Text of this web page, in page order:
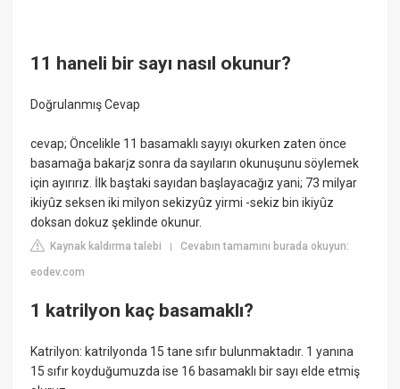
11 haneli bir sayı nasıl okunur?
Doğrulanmış Cevap
cevap; Öncelikle 11 basamaklı sayıyı okurken zaten önce
basamağa bakarįz sonra da sayıların okunuşunu söylemek
için ayırırız. İlk baştaki sayıdan başlayacağız yani; 73 milyar
ikiyûz seksen iki milyon sekizyûz yirmi -sekiz bin ikiyûz
doksan dokuz şeklinde okunur.
Kaynak kaldırma talebi |Cevabın tamamını burada okuyun:
eodev.com
1 katrilyon kaç basamaklı?
Katrilyon: katrilyonda 15 tane sıfır bulunmaktadır. 1 yanına
15 sıfır koyduğumuzda ise 16 basamaklı bir sayı elde etmiş